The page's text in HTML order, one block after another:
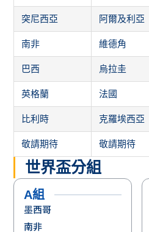
突尼西亞 阿爾及利亞
南非 維德角
巴西 烏拉圭
英格蘭 法國
比利時 克羅埃西亞
敬請期待 敬請期待
世界盃分組
A組
墨西哥
南非